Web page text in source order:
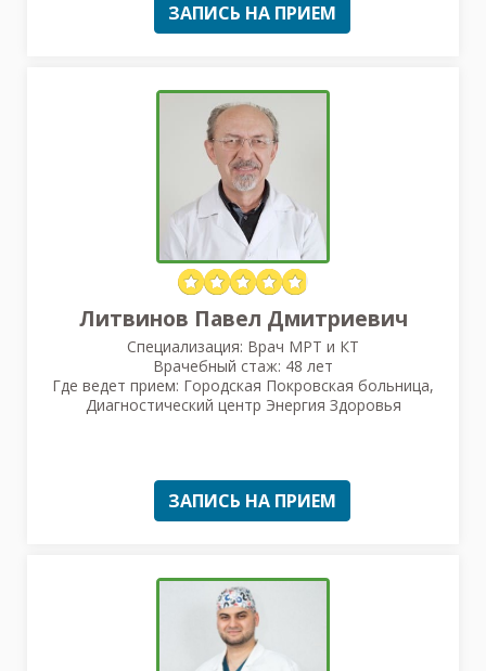
ЗАПИСЬ НА ПРИЕМ
Литвинов Павел Дмитриевич
Специализация: Врач МРТ и КТ
Врачебный стаж: 48 лет
Где ведет прием: Городская Покровская больница,
Диагностический центр Энергия Здоровья
ЗАПИСЬ НА ПРИЕМ